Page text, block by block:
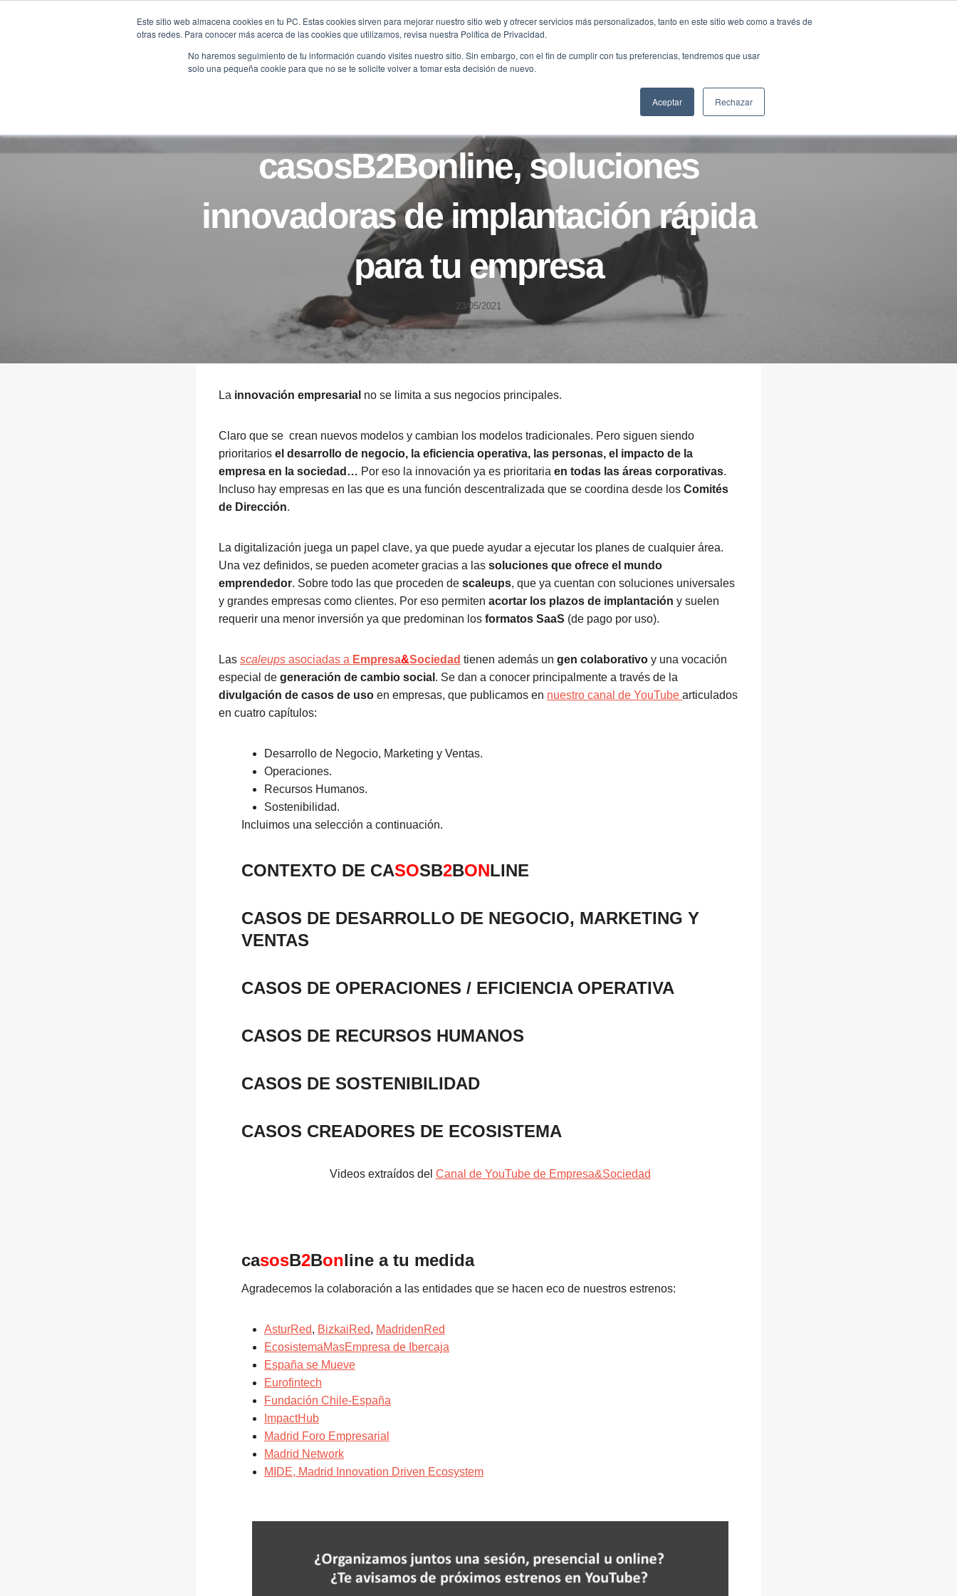
Este sitio web almacena cookies en tu PC. Estas cookies sirven para mejorar nuestro sitio web y ofrecer servicios más personalizados, tanto en este sitio web como a través de
otras redes. Para conocer más acerca de las cookies que utilizamos, revisa nuestra Política de Privacidad.
No haremos seguimiento de tu información cuando visites nuestro sitio. Sin embargo, con el fin de cumplir con tus preferencias, tendremos que usar
solo una pequeña cookie para que no se te solicite volver a tomar esta decisión de nuevo.
Aceptar Rechazar
HOME B2B FILANTROPÍA LONGEVIDAD
casosB2Bonline, soluciones
innovadoras de implantación rápida
para tu empresa
23/05/2021
La innovación empresarial no se limita a sus negocios principales.
Claro que se crean nuevos modelos y cambian los modelos tradicionales. Pero siguen siendo
prioritarios el desarrollo de negocio, la eficiencia operativa, las personas, el impacto de la
empresa en la sociedad… Por eso la innovación ya es prioritaria en todas las áreas corporativas.
Incluso hay empresas en las que es una función descentralizada que se coordina desde los Comités
de Dirección.
La digitalización juega un papel clave, ya que puede ayudar a ejecutar los planes de cualquier área.
Una vez definidos, se pueden acometer gracias a las soluciones que ofrece el mundo
emprendedor. Sobre todo las que proceden de scaleups, que ya cuentan con soluciones universales
y grandes empresas como clientes. Por eso permiten acortar los plazos de implantación y suelen
requerir una menor inversión ya que predominan los formatos SaaS (de pago por uso).
Las scaleups asociadas a Empresa&Sociedad tienen además un gen colaborativo y una vocación
especial de generación de cambio social . Se dan a conocer principalmente a través de la
divulgación de casos de uso en empresas, que publicamos en nuestro canal de YouTube articulados
en cuatro capítulos:
Desarrollo de Negocio, Marketing y Ventas.
Operaciones.
Recursos Humanos.
Sostenibilidad.
Incluimos una selección a continuación.
CONTEXTO DE CASOSB2BONLINE
CASOS DE DESARROLLO DE NEGOCIO, MARKETING Y
VENTAS
CASOS DE OPERACIONES / EFICIENCIA OPERATIVA
CASOS DE RECURSOS HUMANOS
CASOS DE SOSTENIBILIDAD
CASOS CREADORES DE ECOSISTEMA
Videos extraídos del Canal de YouTube de Empresa&Sociedad
casosB2Bonline a tu medida
Agradecemos la colaboración a las entidades que se hacen eco de nuestros estrenos:
AsturRed, BizkaiRed, MadridenRed
EcosistemaMasEmpresa de Ibercaja
España se Mueve
Eurofintech
Fundación Chile-España
ImpactHub
Madrid Foro Empresarial
Madrid Network
MIDE, Madrid Innovation Driven Ecosystem